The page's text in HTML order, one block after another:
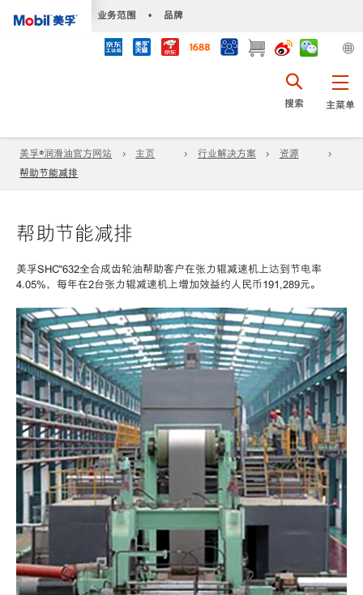
业务范围 • 品牌
主菜单
搜索
美孚®润滑油官方网站 主页 行业解决方案
资源
帮助节能减排
帮助节能减排
美孚SHC™632全合成齿轮油帮助客户在张力辊减速机上达到节电率
4.05%，每年在2台张力辊减速机上增加效益约人民币191,289元。